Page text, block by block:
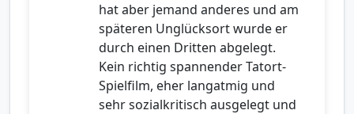
hat aber jemand anderes und am
späteren Unglücksort wurde er
durch einen Dritten abgelegt.
Kein richtig spannender Tatort-
Spielfilm, eher langatmig und
sehr sozialkritisch ausgelegt und